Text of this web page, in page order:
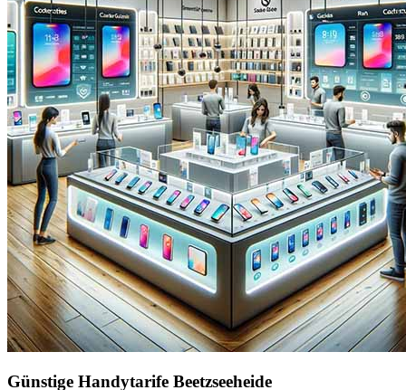
Günstige Handytarife Beetzseeheide